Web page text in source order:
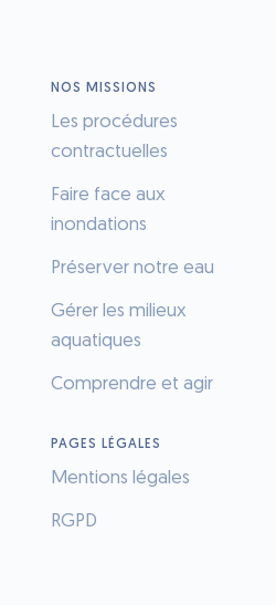
NOS MISSIONS
Les procédures
contractuelles
Faire face aux
inondations
Préserver notre eau
Gérer les milieux
aquatiques
Comprendre et agir
PAGES LÉGALES
Mentions légales
RGPD